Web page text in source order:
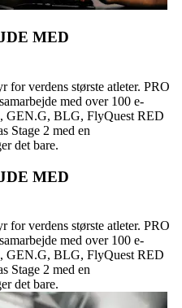
MED
for verdens største atleter. PRO
med over 100 e-
GEN.G, BLG, FlyQuest RED
Stage 2 med en
det bare.
MED
for verdens største atleter. PRO
med over 100 e-
GEN.G, BLG, FlyQuest RED
Stage 2 med en
det bare.